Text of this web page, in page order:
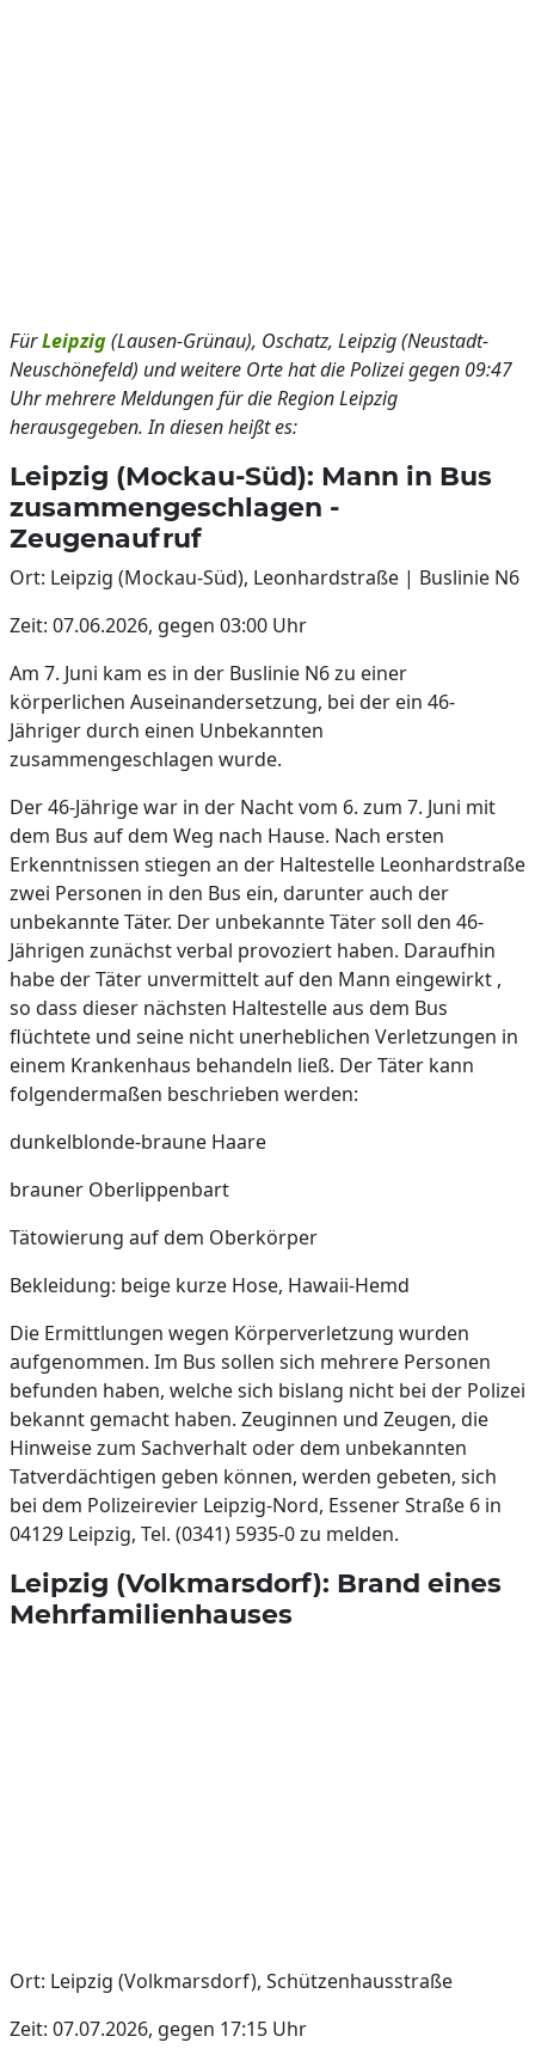
FürLeipzig(Lausen-Grünau), Oschatz, Leipzig (Neustadt-
Neuschönefeld) und weitere Orte hat die Polizei gegen 09:47
Uhr mehrere Meldungen für die Region Leipzig
herausgegeben. In diesen heißt es:
Leipzig (Mockau-Süd): Mann in Bus
zusammengeschlagen -
Zeugenaufruf
Ort: Leipzig (Mockau-Süd), Leonhardstraße | Buslinie N6
Zeit: 07.06.2026, gegen 03:00 Uhr
Am 7. Juni kam es in der Buslinie N6 zu einer
körperlichen Auseinandersetzung, bei der ein 46-
Jähriger durch einen Unbekannten
zusammengeschlagen wurde.
Der 46-Jährige war in der Nacht vom 6. zum 7. Juni mit
dem Bus auf dem Weg nach Hause. Nach ersten
Erkenntnissen stiegen an der Haltestelle Leonhardstraße
zwei Personen in den Bus ein, darunter auch der
unbekannte Täter. Der unbekannte Täter soll den 46-
Jährigen zunächst verbal provoziert haben. Daraufhin
habe der Täter unvermittelt auf den Mann eingewirkt ,
so dass dieser nächsten Haltestelle aus dem Bus
flüchtete und seine nicht unerheblichen Verletzungen in
einem Krankenhaus behandeln ließ. Der Täter kann
folgendermaßen beschrieben werden:
dunkelblonde-braune Haare
brauner Oberlippenbart
Tätowierung auf dem Oberkörper
Bekleidung: beige kurze Hose, Hawaii-Hemd
Die Ermittlungen wegen Körperverletzung wurden
aufgenommen. Im Bus sollen sich mehrere Personen
befunden haben, welche sich bislang nicht bei der Polizei
bekannt gemacht haben. Zeuginnen und Zeugen, die
Hinweise zum Sachverhalt oder dem unbekannten
Tatverdächtigen geben können, werden gebeten, sich
bei dem Polizeirevier Leipzig-Nord, Essener Straße 6 in
04129 Leipzig, Tel. (0341) 5935-0 zu melden.
Leipzig (Volkmarsdorf): Brand eines
Mehrfamilienhauses
Ort: Leipzig (Volkmarsdorf), Schützenhausstraße
Zeit: 07.07.2026, gegen 17:15 Uhr